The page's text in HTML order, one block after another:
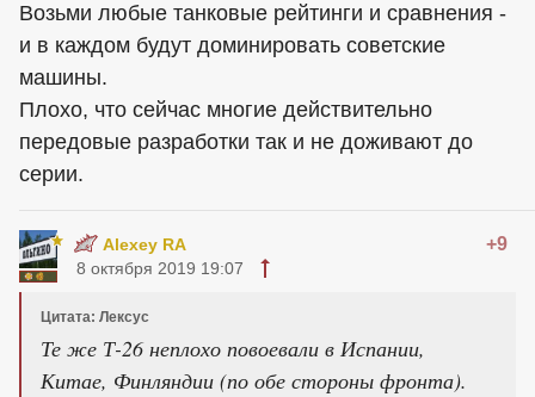
Возьми любые танковые рейтинги и сравнения -
и в каждом будут доминировать советские
машины.
Плохо, что сейчас многие действительно
передовые разработки так и не доживают до
серии.
Alexey RA +9
8 октября 2019 19:07
Цитата: Лексус
Те же Т-26 неплохо повоевали в Испании,
Китае, Финляндии (по обе стороны фронта).